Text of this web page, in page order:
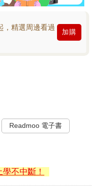
精選周邊看過
加購
Readmoo 電子書
不中斷！